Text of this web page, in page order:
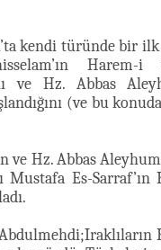
kendi türünde bir
Harem-i
ve Hz. Abbas
(ve bu
Hz. Abbas
Es-Sarraf’ın